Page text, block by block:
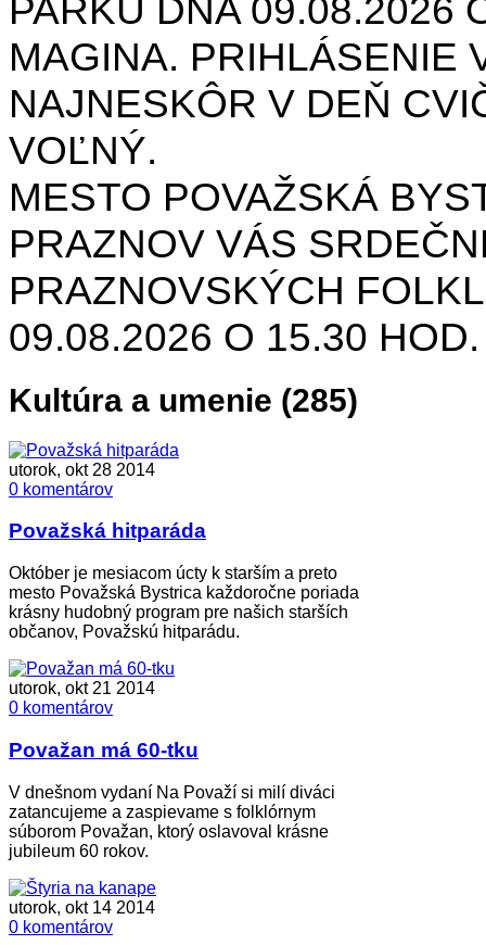
PARKU DŇA 09.08.2026
MAGINA. PRIHLÁSENIE
NAJNESKÔR V DEŇ
VOĽNÝ.
MESTO POVAŽSKÁ
PRAZNOV VÁS
PRAZNOVSKÝCH
09.08.2026 O 15.30
Kultúra a umenie (285)
utorok, okt 28 2014
0 komentárov
Považská hitparáda
Október je mesiacom úcty k starším a preto
mesto Považská Bystrica každoročne poriada
krásny hudobný program pre našich starších
občanov, Považskú hitparádu.
utorok, okt 21 2014
0 komentárov
Považan má 60-tku
V dnešnom vydaní Na Považí si milí diváci
zatancujeme a zaspievame s folklórnym
súborom Považan, ktorý oslavoval krásne
jubileum 60 rokov.
utorok, okt 14 2014
0 komentárov